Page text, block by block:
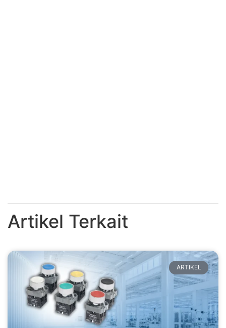
Artikel Terkait
ARTIKEL